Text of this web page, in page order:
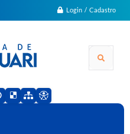
Login / Cadastro